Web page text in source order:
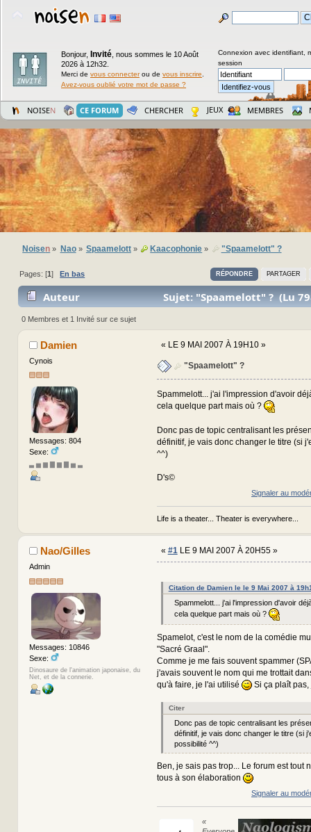
Bonjour, Invité nous sommes le 10 Août
2026 à 12h32.
Merci de vous connecterou de vous inscrire
Avez-vous oublié votre mot de passe ?
Connexion avec identifiant,
session
NOISEN CE FORUM CHERCHER JEUX MEMBRES
Noisen » Nao» Spaamelott» Kaacophonie » "Spaamelott" ?
RÉPONDRE PARTAGER
Pages: [1]En bas
Auteur Sujet: "Spaamelott" ? (Lu
0 Membres et 1 Invité sur ce sujet
Damien
Cynois
Messages: 804
Sexe:
▃ ▅ ▆ ▇ ▆ ▇ ▅ ▃
« LE 9 MAI 2007 À 19H10 »
"Spaamelott" ?
Spammelott... j'ai l'impression d'avoir
cela quelque part mais où ?
Donc pas de topic centralisant les
définitif, je vais donc changer le titre (si
^^)
D's©
Signaler au
Life is a theater... Theater is everywhere...
Nao/Gilles
Admin
Messages: 10846
Sexe:
Dinosaure de l'animation japonaise, du
Net, et de la connerie.
« #1LE 9 MAI 2007 À 20H55 »
Citation de Damien le le 9 Mai 2007 à
Spammelott... j'ai l'impression d'avoir
cela quelque part mais où ?
Spamelot, c'est le nom de la comédie
"Sacré Graal".
Comme je me fais souvent spammer
j'avais souvent le nom qui me trottait
qu'à faire, je l'ai utilisé
Si ça plaît pas,
Citer
Donc pas de topic centralisant les
définitif, je vais donc changer le titre (si
possibilité ^^)
Ben, je sais pas trop... Le forum est tout
tous à son élaboration
Signaler au
«